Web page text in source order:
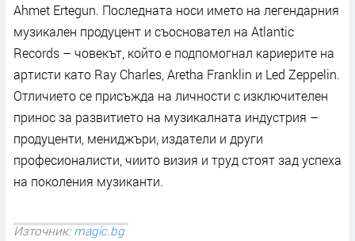
Ahmet Ertegun. Последната носи името на легендарния
музикален продуцент и съосновател на Atlantic
Records – човекът, който е подпомогнал кариерите на
артисти като Ray Charles, Aretha Franklin и Led Zeppelin.
Отличието се присъжда на личности с изключителен
принос за развитието на музикалната индустрия –
продуценти, мениджъри, издатели и други
професионалисти, чиито визия и труд стоят зад успеха
на поколения музиканти.
Източник:magic.bg